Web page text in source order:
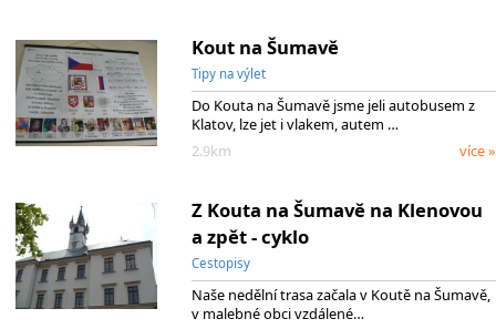
Kout na Šumavě
Tipy na výlet
Do Kouta na Šumavě jsme jeli autobusem z
Klatov, lze jet i vlakem, autem …
2.9km
více »
Z Kouta na Šumavě na Klenovou
a zpět - cyklo
Cestopisy
Naše nedělní trasa začala v Koutě na Šumavě,
v malebné obci vzdálené…